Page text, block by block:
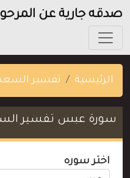
صدقه جارية عن
الرئيسية تفسير
سورة عبس تفسير
اختر سوره